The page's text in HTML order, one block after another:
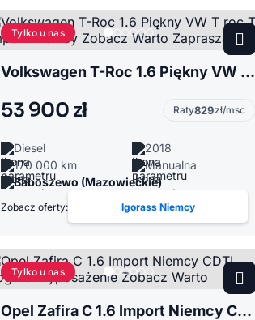
Tylko u nas
Volkswagen T-Roc 1.6 Piękny VW T roc TDI Import Niemcy Zobacz Warto Zapraszam
53 900 zł Raty829zł/msc
Diesel
2018
170 000 km
Manualna
Baboszewo (Mazowieckie)
Zobacz oferty: Igorass Niemcy
Tylko u nas
Opel Zafira C 1.6 Import Niemcy CDTI Bogate Wyposażenie Zobacz Warto